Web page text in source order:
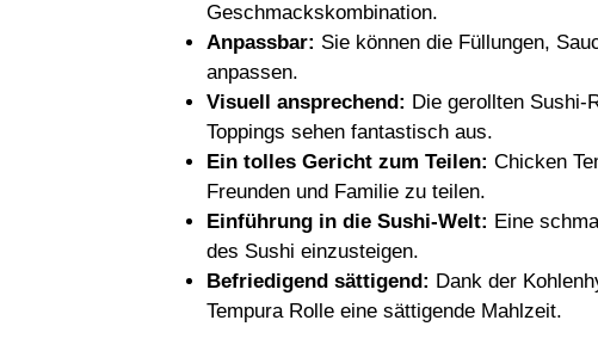
Geschmackskombination.
Anpassbar: Sie können die Füllungen,
anpassen.
Visuell ansprechend: Die gerollten Sushi-
Toppings sehen fantastisch aus.
Ein tolles Gericht zum Teilen: Chicken
Freunden und Familie zu teilen.
Einführung in die Sushi-Welt: Eine
des Sushi einzusteigen.
Befriedigend sättigend: Dank der
Tempura Rolle eine sättigende Mahlzeit.